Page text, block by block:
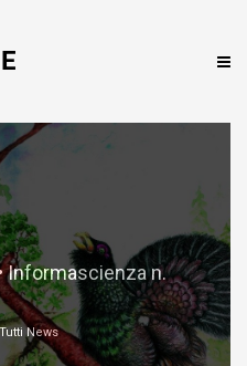
Informascienza n.
News